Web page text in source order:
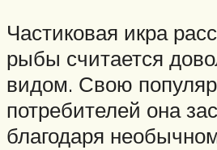
Частиковая икра
рыбы считается
видом. Свою
потребителей она
благодаря